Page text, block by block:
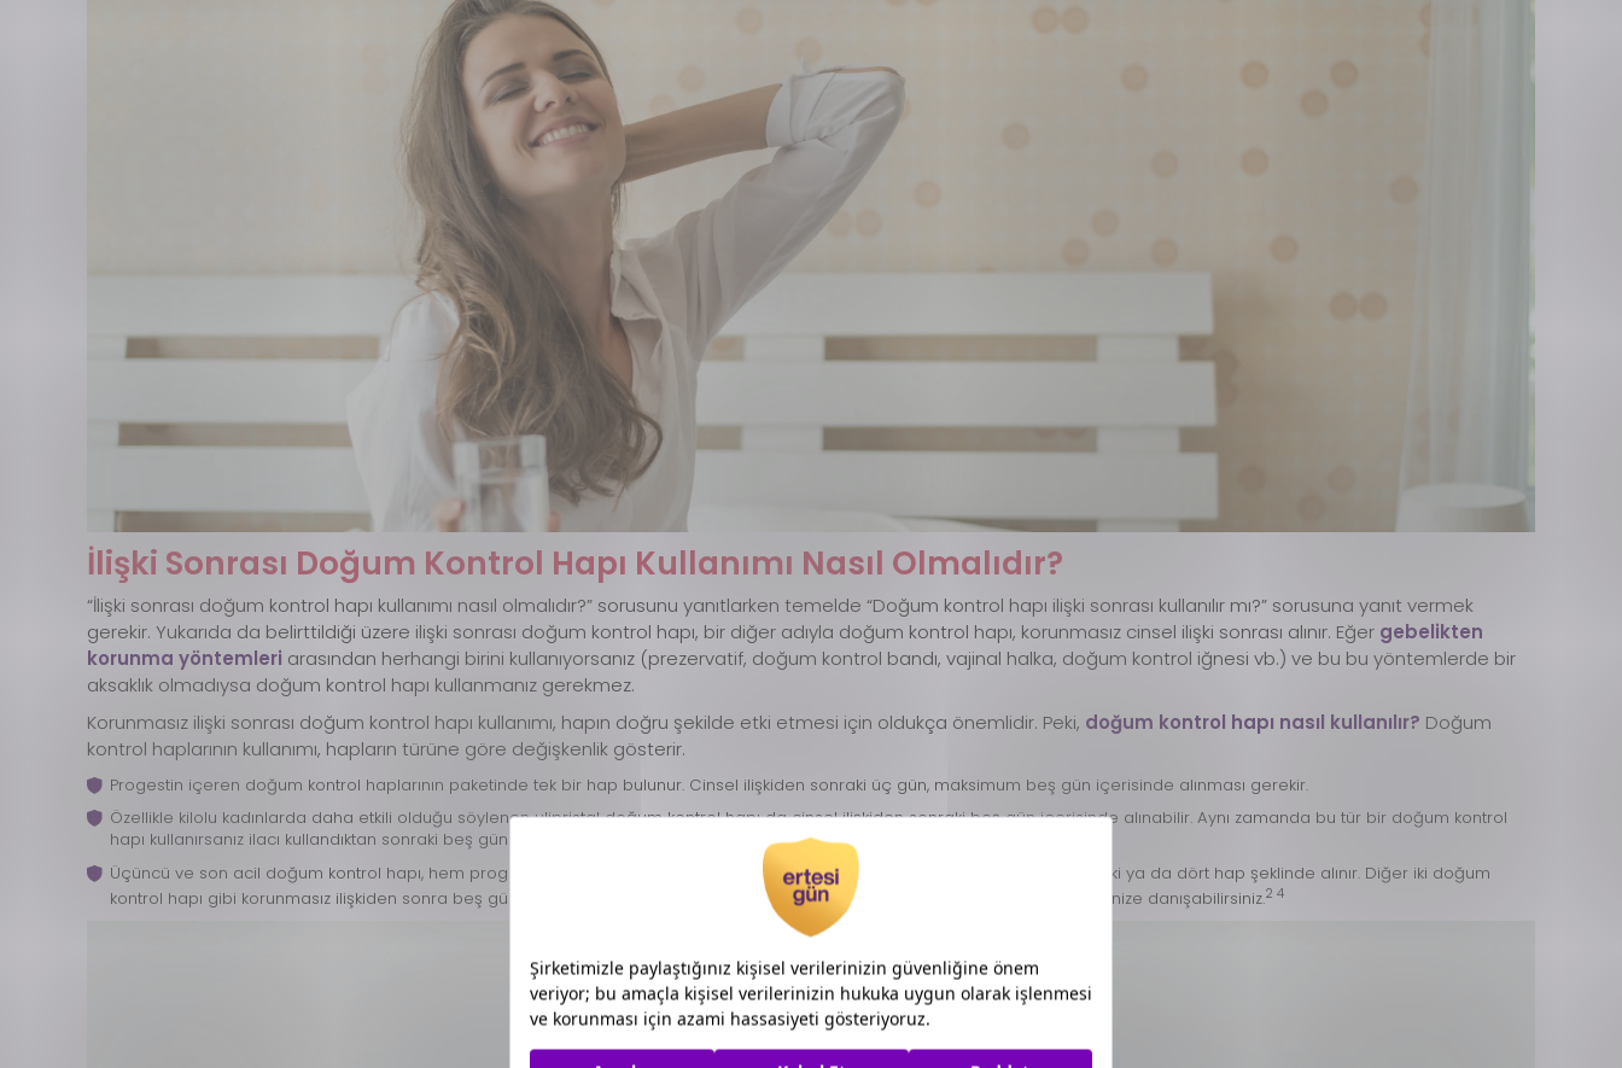
İlişki Sonrası Doğum Kontrol Hapı Kullanımı Nasıl Olmalıdır?
“İlişki sonrası doğum kontrol hapı kullanımı nasıl olmalıdır?” sorusunu yanıtlarken temelde “Doğum kontrol hapı ilişki sonrası kullanılır mı?” sorusuna yanıt vermek
gerekir. Yukarıda da belirttildiği üzere ilişki sonrası doğum kontrol hapı, bir diğer adıyla doğum kontrol hapı, korunmasız cinsel ilişki sonrası alınır. Eğer gebelikten
korunma yöntemleri arasından herhangi birini kullanıyorsanız (prezervatif, doğum kontrol bandı, vajinal halka, doğum kontrol iğnesi vb.) ve bu bu yöntemlerde bir
aksaklık olmadıysa doğum kontrol hapı kullanmanız gerekmez.
Korunmasız ilişki sonrası doğum kontrol hapı kullanımı, hapın doğru şekilde etki etmesi için oldukça önemlidir. Peki, doğum kontrol hapı nasıl kullanılır? Doğum
kontrol haplarının kullanımı, hapların türüne göre değişkenlik gösterir.
Progestin içeren doğum kontrol haplarının paketinde tek bir hap bulunur. Cinsel ilişkiden sonraki üç gün, maksimum beş gün içerisinde alınması gerekir.
Özellikle kilolu kadınlarda daha etkili olduğu söylenen ulipristal doğum kontrol hapı da cinsel ilişkiden sonraki beş gün içerisinde alınabilir. Aynı zamanda bu tür bir doğum kontrol
hapı kullanırsanız ilacı kullandıktan sonraki beş gün boyunca herhangi bir hormonal kontraseptif almamanız gerekir.
Üçüncü ve son acil doğum kontrol hapı, hem progestin hem de östrojen içeren, kombine doğum kontrol haplarıdır. Genellikle iki ya da dört hap şeklinde alınır. Diğer iki doğum
kontrol hapı gibi korunmasız ilişkiden sonra beş gün içerisinde alınması gerekir. En doğru kullanım için eczacınıza ya da hekiminize danışabilirsiniz.2 4